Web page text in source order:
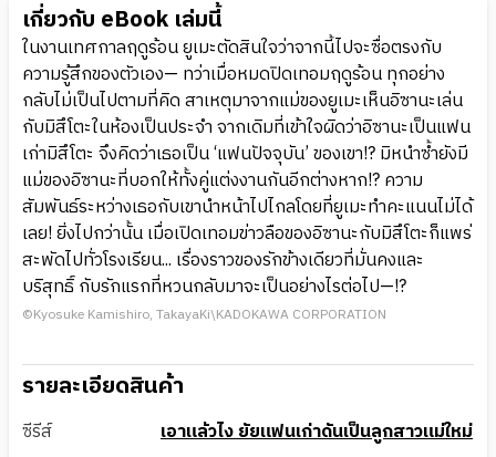
เกี่ยวกับ eBook เล่มนี้
ในงานเทศกาลฤดูร้อน ยูเมะตัดสินใจว่าจากนี้ไปจะซื่อตรงกับ
ความรู้สึกของตัวเอง— ทว่าเมื่อหมดปิดเทอมฤดูร้อน ทุกอย่าง
กลับไม่เป็นไปตามที่คิด สาเหตุมาจากแม่ของยูเมะเห็นอิซานะเล่น
กับมิสึโตะในห้องเป็นประจำ จากเดิมที่เข้าใจผิดว่าอิซานะเป็นแฟน
เก่ามิสึโตะ จึงคิดว่าเธอเป็น ‘แฟนปัจจุบัน’ ของเขา!? มิหนำซ้ำยังมี
แม่ของอิซานะที่บอกให้ทั้งคู่แต่งงานกันอีกต่างหาก!? ความ
สัมพันธ์ระหว่างเธอกับเขานำหน้าไปไกลโดยที่ยูเมะทำคะแนนไม่ได้
เลย! ยิ่งไปกว่านั้น เมื่อเปิดเทอมข่าวลือของอิซานะกับมิสึโตะก็แพร่
สะพัดไปทั่วโรงเรียน... เรื่องราวของรักข้างเดียวที่มั่นคงและ
บริสุทธิ์ กับรักแรกที่หวนกลับมาจะเป็นอย่างไรต่อไป—!?
©Kyosuke Kamishiro, TakayaKi\KADOKAWA CORPORATION
รายละเอียดสินค้า
ซีรีส์
เอาแล้วไง ยัยแฟนเก่าดันเป็นลูกสาวแม่ใหม่